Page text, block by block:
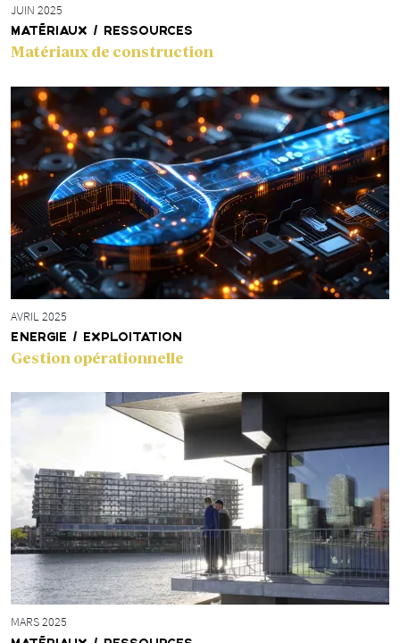
JUIN 2025
MATÉRIAUX / RESSOURCES
Matériaux de construction
AVRIL 2025
ENERGIE / EXPLOITATION
Gestion opérationnelle
MARS 2025